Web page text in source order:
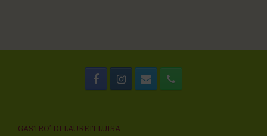
GASTRO’ DI LAURETI LUISA